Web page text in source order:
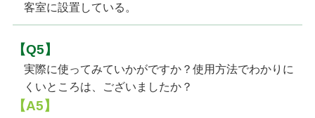
客室に設置している。
【Q5】
実際に使ってみていかがですか？使用方法でわかりに
くいところは、ございましたか？
【A5】